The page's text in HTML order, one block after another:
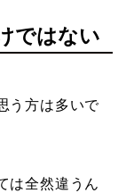
ではない
う方は多いで
は全然違うん